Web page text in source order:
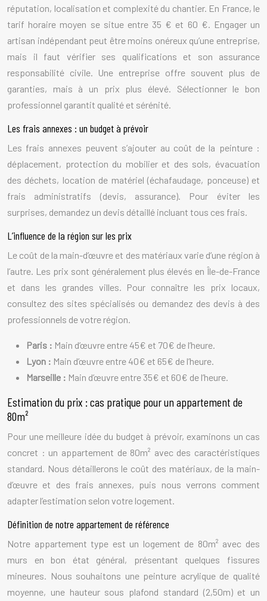
réputation, localisation et complexité du chantier. En France, le
tarif horaire moyen se situe entre 35 € et 60 €. Engager un
artisan indépendant peut être moins onéreux qu’une entreprise,
mais il faut vérifier ses qualifications et son assurance
responsabilité civile. Une entreprise offre souvent plus de
garanties, mais à un prix plus élevé. Sélectionner le bon
professionnel garantit qualité et sérénité.
Les frais annexes : un budget à prévoir
Les frais annexes peuvent s’ajouter au coût de la peinture :
déplacement, protection du mobilier et des sols, évacuation
des déchets, location de matériel (échafaudage, ponceuse) et
frais administratifs (devis, assurance). Pour éviter les
surprises, demandez un devis détaillé incluant tous ces frais.
L’influence de la région sur les prix
Le coût de la main-d’œuvre et des matériaux varie d’une région à
l’autre. Les prix sont généralement plus élevés en Île-de-France
et dans les grandes villes. Pour connaître les prix locaux,
consultez des sites spécialisés ou demandez des devis à des
professionnels de votre région.
Paris : Main d’œuvre entre 45€ et 70€ de l’heure.
Lyon : Main d’œuvre entre 40€ et 65€ de l’heure.
Marseille : Main d’œuvre entre 35€ et 60€ de l’heure.
Estimation du prix : cas pratique pour un appartement de
80m²
Pour une meilleure idée du budget à prévoir, examinons un cas
concret : un appartement de 80m² avec des caractéristiques
standard. Nous détaillerons le coût des matériaux, de la main-
d’œuvre et des frais annexes, puis nous verrons comment
adapter l’estimation selon votre logement.
Définition de notre appartement de référence
Notre appartement type est un logement de 80m² avec des
murs en bon état général, présentant quelques fissures
mineures. Nous souhaitons une peinture acrylique de qualité
moyenne, une hauteur sous plafond standard (2,50m) et un